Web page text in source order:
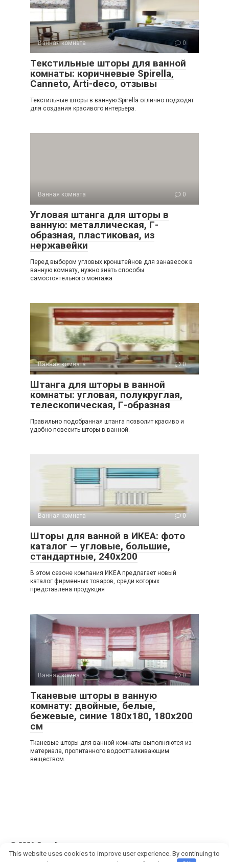
Ванная комната 0
Текстильные шторы для ванной
комнаты: коричневые Spirella,
Canneto, Arti-deco, отзывы
Текстильные шторы в ванную Spirella отлично подходят
для создания красивого интерьера.
Ванная комната 0
Угловая штанга для шторы в
ванную: металлическая, Г-
образная, пластиковая, из
нержавейки
Перед выбором угловых кронштейнов для занавесок в
ванную комнату, нужно знать способы
самостоятельного монтажа
Ванная комната 0
Штанга для шторы в ванной
комнаты: угловая, полукруглая,
телескопическая, Г-образная
Правильно подобранная штанга позволит красиво и
удобно повесить шторы в ванной.
Ванная комната 0
Шторы для ванной в ИКЕА: фото
каталог — угловые, большие,
стандартные, 240х200
В этом сезоне компания ИКЕА предлагает новый
каталог фирменных товаров, среди которых
представлена продукция
Ванная комната 0
Тканевые шторы в ванную
комнату: двойные, белые,
бежевые, синие 180х180, 180х200
см
Тканевые шторы для ванной комнаты выполняются из
материала, пропитанного водоотталкивающим
веществом.
© 2026 Онлайн энциклопедия о шторах
This website uses cookies to improve user experience. By continuing to